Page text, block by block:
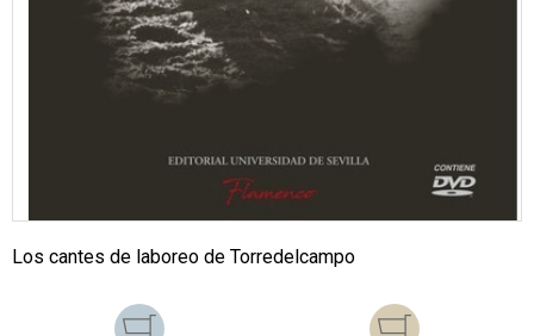
Los cantes de laboreo de Torredelcampo